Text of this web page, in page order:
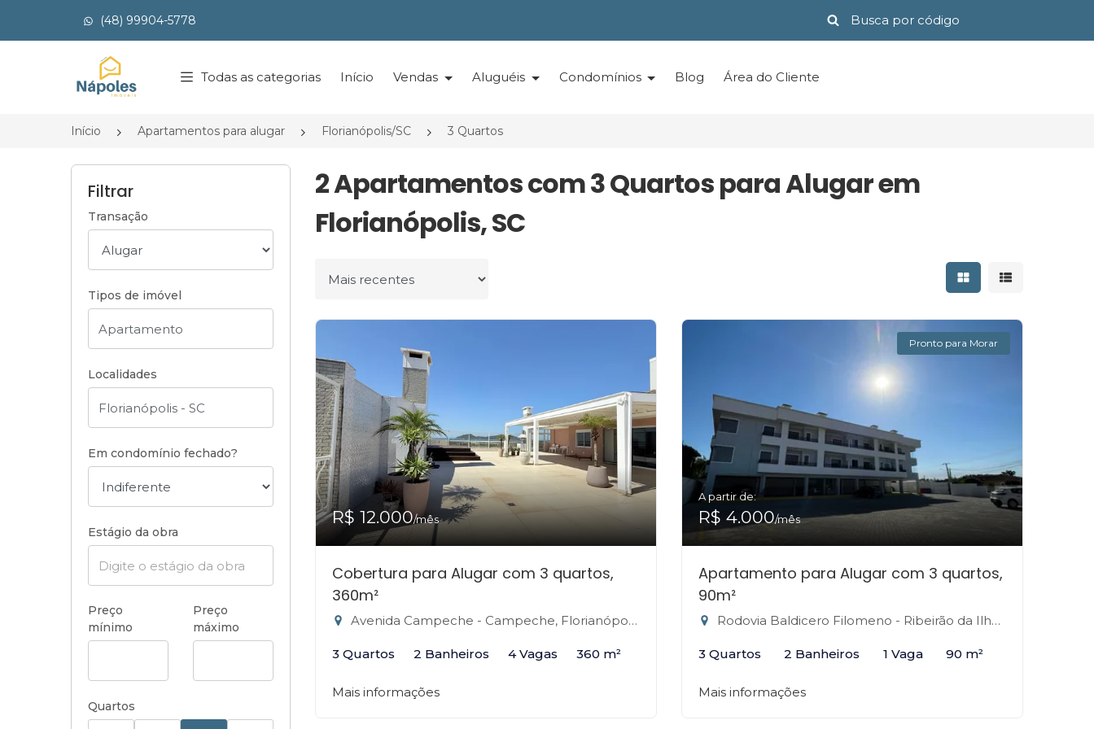
(48) 99904-5778
Página inicial
Todas as categorias Início Vendas Aluguéis Condomínios Blog Área do Cliente
Início Apartamentos para alugar Florianópolis/SC 3 Quartos
Filtrar
Transação
Tipos de imóvel
Localidades
Em condomínio fechado?
Estágio da obra
Preço
mínimo
Preço
máximo
Quartos
2 Apartamentos com 3 Quartos para Alugar em
Florianópolis, SC
Ordenar por Mostrar resultados
Mostrar
R$ 12.000/mês
Cobertura para Alugar com 3 quartos,
360m²
Avenida Campeche - Campeche, Florianópolis-SC
3 Quartos 2 Banheiros 4 Vagas 360 m²
Mais informações
Pronto para Morar
A partir de:
R$ 4.000/mês
Apartamento para Alugar com 3 quartos,
90m²
Rodovia Baldicero Filomeno - Ribeirão da Ilha, Florianópolis-SC
3 Quartos 2 Banheiros 1 Vaga 90 m²
Mais informações